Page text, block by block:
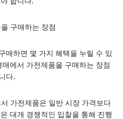
구매하는 장점
매하면 몇 가지 혜택을 누릴 수 있
에서 가전제품을 구매하는 장점
다.
가전제품은 일반 시장 가격보다
대개 경쟁적인 입찰을 통해 진행